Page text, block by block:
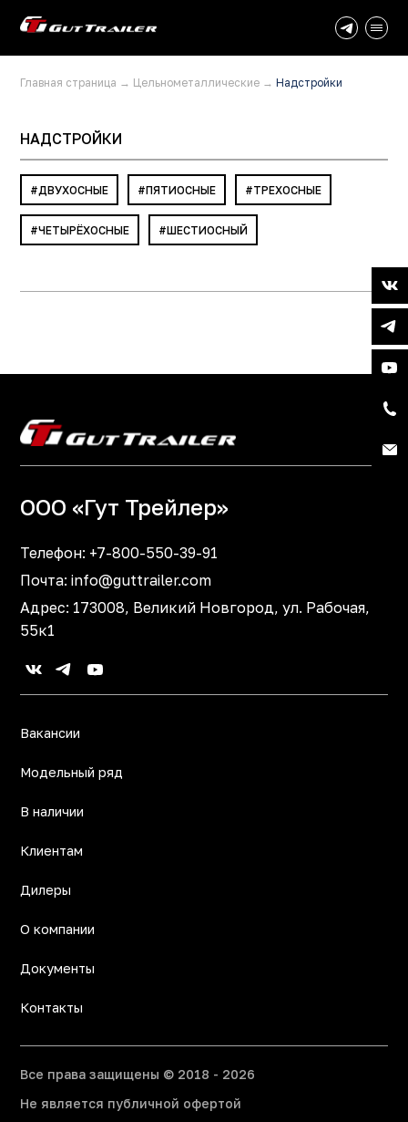
Главная страница → Цельнометаллические →Надстройки
НАДСТРОЙКИ
ДВУХОСНЫЕ ПЯТИОСНЫЕ ТРЕХОСНЫЕ
ЧЕТЫРЁХОСНЫЕ ШЕСТИОСНЫЙ
ООО «Гут Трейлер»
Телефон: +7-800-550-39-91
Почта:info@guttrailer.com
Адрес: 173008, Великий Новгород, ул. Рабочая,
55к1
Вакансии
Модельный ряд
В наличии
Клиентам
Дилеры
О компании
Документы
Контакты
Все права защищены © 2018 - 2026
Не является публичной офертой